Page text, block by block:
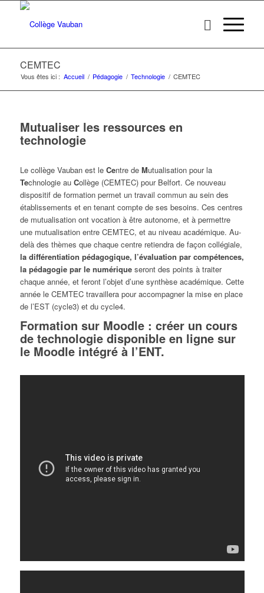
CEMTEC
Vous êtes ici : Accueil / Pédagogie / Technologie / CEMTEC
Mutualiser les ressources en
technologie
Le collège Vauban est le Centre de Mutualisation pour la
Technologie au Collège (CEMTEC) pour Belfort. Ce nouveau
dispositif de formation permet un travail commun au sein des
établissements et en tenant compte de ses besoins. Ces centres
de mutualisation ont vocation à être autonome, et à permettre
une mutualisation entre CEMTEC, et au niveau académique. Au-
delà des thèmes que chaque centre retiendra de façon collégiale,
la différentiation pédagogique, l’évaluation par compétences,
la pédagogie par le numériqueseront des points à traiter
chaque année, et feront l’objet d’une synthèse académique. Cette
année le CEMTEC travaillera pour accompagner la mise en place
de l’EST (cycle3) et du cycle4.
Formation sur Moodle : créer un cours
de technologie disponible en ligne sur
le Moodle intégré à l’ENT.